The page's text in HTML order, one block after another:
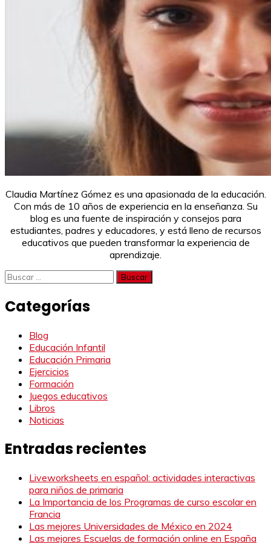
Claudia Martínez Gómez es una apasionada de la educación.
Con más de 10 años de experiencia en la enseñanza. Su
blog es una fuente de inspiración y consejos para
estudiantes, padres y educadores, y está lleno de recursos
educativos que pueden transformar la experiencia de
aprendizaje.
Buscar:
Categorías
Blog
Educación Infantil
Educación Primaria
Ejercicios
Formación
Juegos educativos
Libros
Noticias
Entradas recientes
Liveworksheets en español: actividades interactivas
para niños de primaria
La Importancia de los Programas de curso escolar en
Francia
Las mejores Universidades de México en 2024
Las mejores Escuelas de formación online en España